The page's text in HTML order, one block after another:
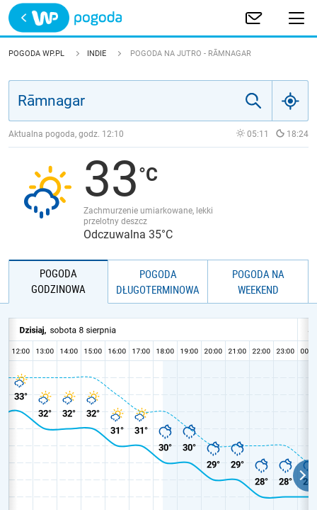
Trwa ładowanie
POLSKA
JAKOŚĆ POWIETRZA
POGODA WP.PL INDIE POGODA NA JUTRO - RĀMNAGAR
Aktualna pogoda, godz. 12:10 05:11 18:24
33
Zachmurzenie umiarkowane, lekki
przelotny deszcz
Odczuwalna 35°C
POGODA
GODZINOWA
POGODA
DŁUGOTERMINOWA
POGODA NA
WEEKEND